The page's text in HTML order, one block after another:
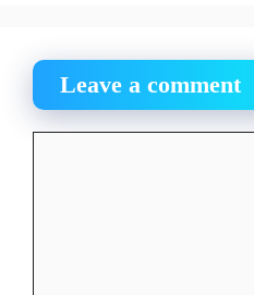
Leave a comment